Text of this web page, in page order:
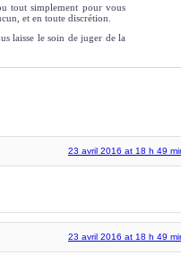
tout simplement pour vous
et en toute discrétion.
laisse le soin de juger de la
23 avril 2016 at 18 h 49
23 avril 2016 at 18 h 49